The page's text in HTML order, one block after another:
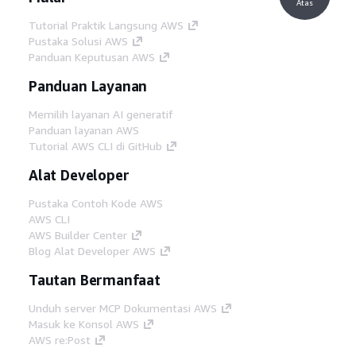
Tutorial Praktik Langsung AWS
Pustaka Solusi AWS
Panduan Keputusan AWS
Panduan Layanan
Memilih layanan AI generatif
Panduan layanan AWS
Tutorial AWS CLI di GitHub
Alat Developer
Pustaka Contoh Kode AWS
AWS CLI
AWS Builder Center
Blog Alat Developer AWS
Tautan Bermanfaat
Unduh server MCP Dokumentasi AWS
Masuk ke Konsol AWS
AWS re:Post
Atas